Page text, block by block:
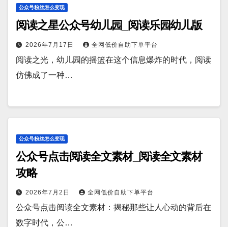
公众号粉丝怎么变现
阅读之星公众号幼儿园_阅读乐园幼儿版
2026年7月17日 全网低价自助下单平台
阅读之光，幼儿园的摇篮在这个信息爆炸的时代，阅读
仿佛成了一种…
公众号粉丝怎么变现
公众号点击阅读全文素材_阅读全文素材
攻略
2026年7月2日 全网低价自助下单平台
公众号点击阅读全文素材：揭秘那些让人心动的背后在
数字时代，公…